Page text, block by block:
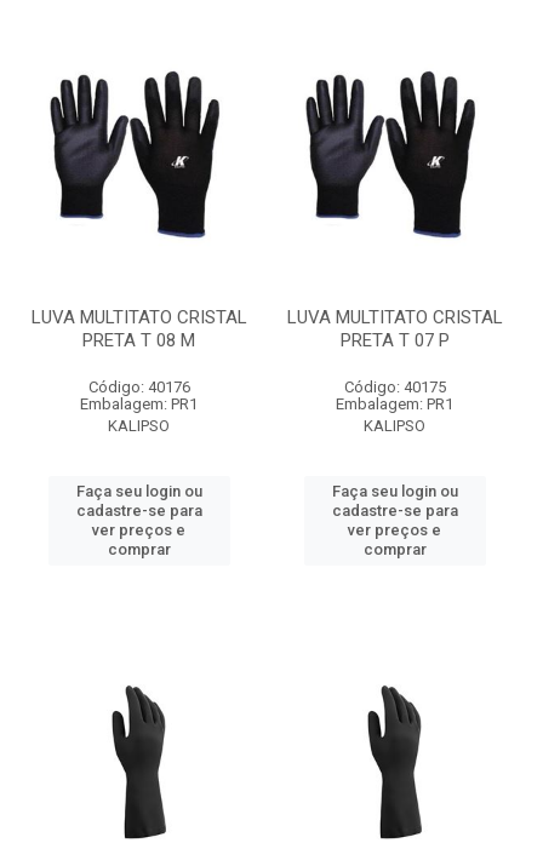
LUVA MULTITATO CRISTAL
PRETA T 08 M
Código: 40176
Embalagem: PR1
KALIPSO
Faça seu login ou
cadastre-se para
ver preços e
comprar
LUVA MULTITATO CRISTAL
PRETA T 07 P
Código: 40175
Embalagem: PR1
KALIPSO
Faça seu login ou
cadastre-se para
ver preços e
comprar